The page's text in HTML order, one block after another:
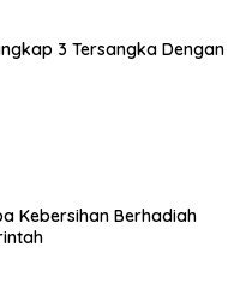
3 Tersangka Dengan
Kebersihan Berhadiah